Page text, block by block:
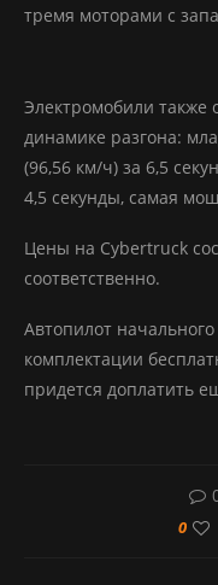
тремя моторами с
Электромобили также
динамике разгона:
(96,56 км/ч) за 6,5
4,5 секунды, самая
Цены на Cybertruck
соответственно.
Автопилот
комплектации
придется доплатить
0